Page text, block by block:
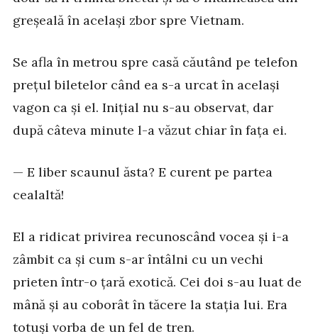
greșeală în același zbor spre Vietnam.
Se afla în metrou spre casă căutând pe telefon
prețul biletelor când ea s-a urcat în același
vagon ca și el. Inițial nu s-au observat, dar
după câteva minute l-a văzut chiar în fața ei.
— E liber scaunul ăsta? E curent pe partea
cealaltă!
El a ridicat privirea recunoscând vocea și i-a
zâmbit ca și cum s-ar întâlni cu un vechi
prieten într-o țară exotică. Cei doi s-au luat de
mână și au coborât în tăcere la stația lui. Era
totuși vorba de un fel de tren.